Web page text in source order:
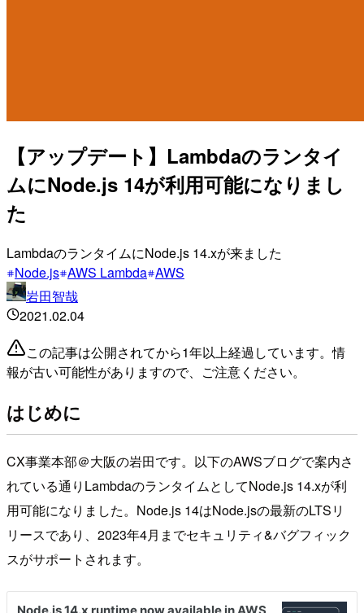
【アップデート】Lambdaのランタイ
ムにNode.js 14が利用可能になりまし
た
LambdaのランタイムにNode.js 14.xが来ました
Node.js AWS Lambda AWS
岩田智哉
2021.02.04
この記事は公開されてから1年以上経過しています。情
報が古い可能性がありますので、ご注意ください。
はじめに
CX事業本部＠大阪の岩田です。以下のAWSブログで案内さ
れている通りLambdaのランタイムとしてNode.js 14.xが利
用可能になりました。Node.js 14はNode.jsの最新のLTSリ
リースであり、2023年4月までセキュリティ&バグフィック
スがサポートされます。